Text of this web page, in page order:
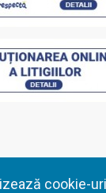
cookie-